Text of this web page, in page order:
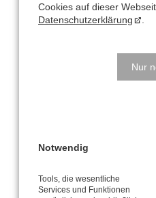
Büro und Postanschrift
Cookies auf dieser
Datenschutzerklärung
Nur
Notwendig
Tools, die wesentliche
Services und Funktionen